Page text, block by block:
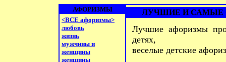
АФОРИЗМЫ
<ВСЕ афоризмы>
любовь
жизнь
мужчины и
женщины
женщины
ЛУЧШИЕ И САМЫЕ
Лучшие афоризмы
детях,
веселые детские